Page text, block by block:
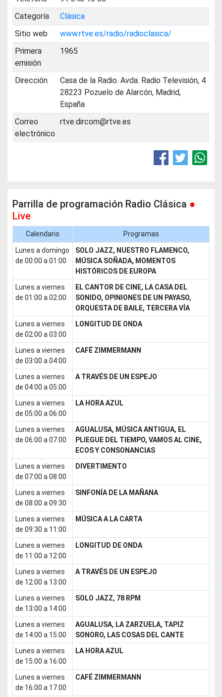
Categoría
Clásica
Sitio web
www.rtve.es/radio/radioclasica/
Primera
emisión
1965
Dirección
Casa de la Radio. Avda. Radio Televisión, 4
28223 Pozuelo de Alarcón, Madrid,
España
Correo
electrónico
rtve.dircom@rtve.es
Parrilla de programación Radio Clásica ●
Live
Calendario Programas
lunes a domingo
de 00:00 a 01:00
SOLO JAZZ, NUESTRO FLAMENCO,
MÚSICA SOÑADA, MOMENTOS
HISTÓRICOS DE EUROPA
lunes a viernes
de 01:00 a 02:00
EL CANTOR DE CINE, LA CASA DEL
SONIDO, OPINIONES DE UN PAYASO,
ORQUESTA DE BAILE, TERCERA VÍA
lunes a viernes
de 02:00 a 03:00
LONGITUD DE ONDA
lunes a viernes
de 03:00 a 04:00
CAFÉ ZIMMERMANN
lunes a viernes
de 04:00 a 05:00
A TRAVÉS DE UN ESPEJO
lunes a viernes
de 05:00 a 06:00
LA HORA AZUL
lunes a viernes
de 06:00 a 07:00
AGUALUSA, MÚSICA ANTIGUA, EL
PLIEGUE DEL TIEMPO, VAMOS AL CINE,
ECOS Y CONSONANCIAS
lunes a viernes
de 07:00 a 08:00
DIVERTIMENTO
lunes a viernes
de 08:00 a 09:30
SINFONÍA DE LA MAÑANA
lunes a viernes
de 09:30 a 11:00
MÚSICA A LA CARTA
lunes a viernes
de 11:00 a 12:00
LONGITUD DE ONDA
lunes a viernes
de 12:00 a 13:00
A TRAVÉS DE UN ESPEJO
lunes a viernes
de 13:00 a 14:00
SOLO JAZZ, 78 RPM
lunes a viernes
de 14:00 a 15:00
AGUALUSA, LA ZARZUELA, TAPIZ
SONORO, LAS COSAS DEL CANTE
lunes a viernes
de 15:00 a 16:00
LA HORA AZUL
lunes a viernes
de 16:00 a 17:00
CAFÉ ZIMMERMANN